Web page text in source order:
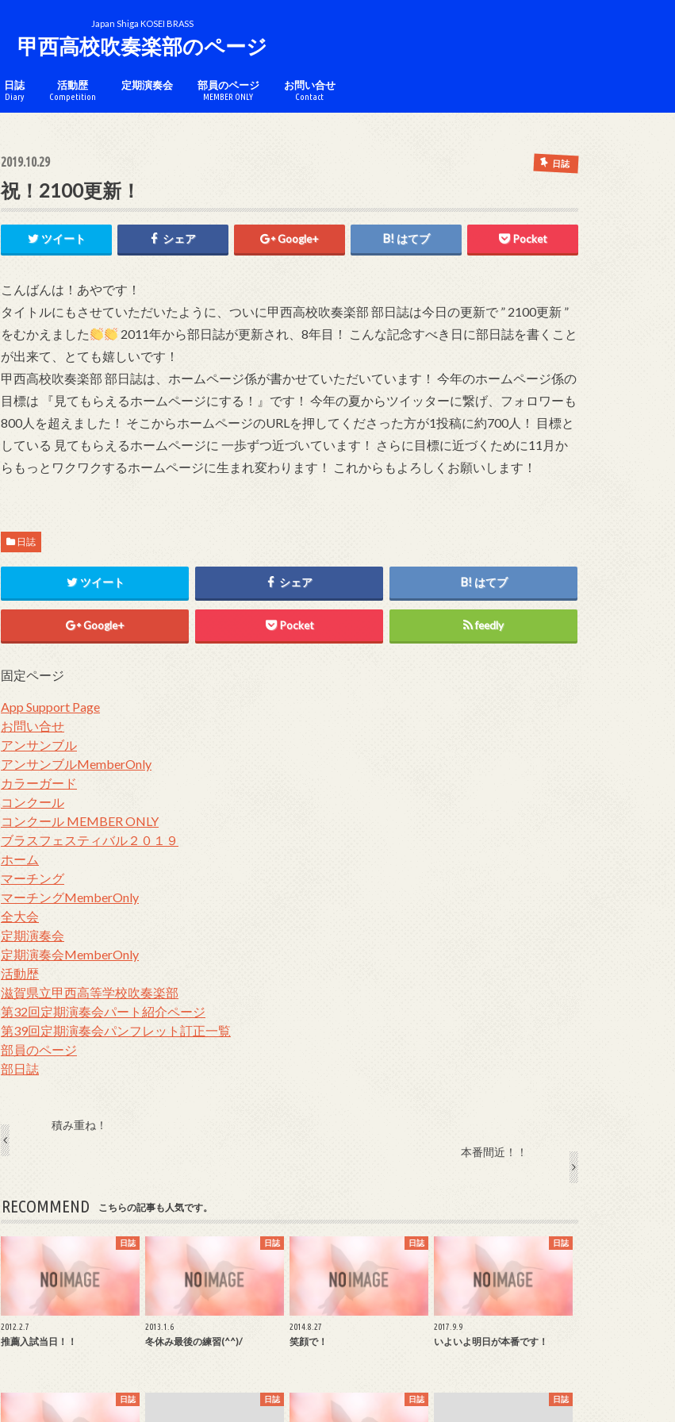
Japan Shiga KOSEI BRASS
甲西高校吹奏楽部のページ
日誌
Diary
活動歴
Competition
定期演奏会
チケットのページ
部員のページ
MEMBER ONLY
お問い合せ
Contact
2019.10.29 日誌
祝！2100更新！
ツイート シェア Google+ はてブ Pocket
こんばんは！あやです！
タイトルにもさせていただいたように、ついに甲西高校吹奏楽部 部日誌は今日の更新で ” 2100更新 ”
をむかえました
2011年から部日誌が更新され、8年目！ こんな記念すべき日に部日誌を書くこと
が出来て、とても嬉しいです！
甲西高校吹奏楽部 部日誌は、ホームページ係が書かせていただいています！ 今年のホームページ係の
目標は 『見てもらえるホームページにする！』です！ 今年の夏からツイッターに繋げ、フォロワーも
800人を超えました！ そこからホームページのURLを押してくださった方が1投稿に約700人！ 目標と
している 見てもらえるホームページに 一歩ずつ近づいています！ さらに目標に近づくために11月か
らもっとワクワクするホームページに生まれ変わります！ これからもよろしくお願いします！
日誌
ツイート シェア はてブ
Google+ Pocket feedly
固定ページ
App Support Page
お問い合せ
アンサンブル
アンサンブルMemberOnly
カラーガード
コンクール
コンクール MEMBER ONLY
ブラスフェスティバル２０１９
ホーム
マーチング
マーチングMemberOnly
全大会
定期演奏会
定期演奏会MemberOnly
活動歴
滋賀県立甲西高等学校吹奏楽部
第32回定期演奏会パート紹介ページ
第39回定期演奏会パンフレット訂正一覧
部員のページ
部日誌
積み重ね！
本番間近！！
RECOMMEND こちらの記事も人気です。
日誌
2012.2.7
推薦入試当日！！
日誌
2013.1.6
冬休み最後の練習(^^)/
日誌
2014.8.27
笑顔で！
日誌
2017.9.9
いよいよ明日が本番です！
日誌 日誌 日誌 日誌